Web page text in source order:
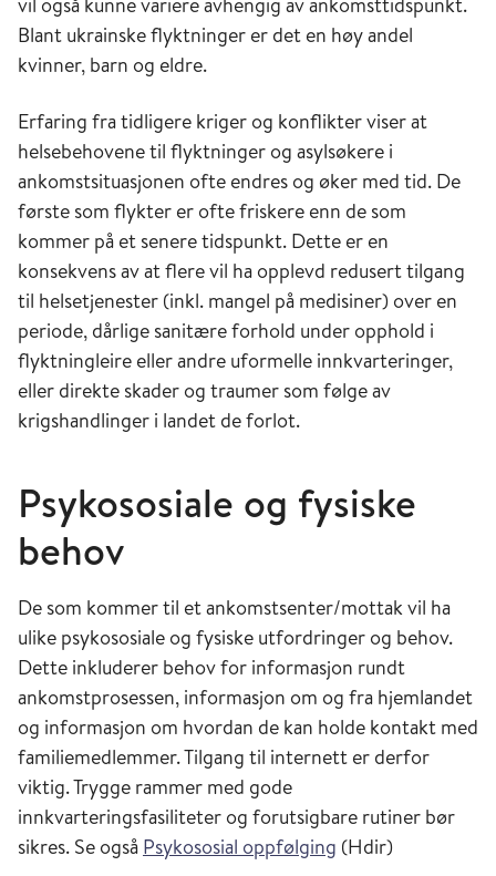
Blant ukrainske flyktninger er det en høy andel
kvinner, barn og eldre.
Erfaring fra tidligere kriger og konflikter viser at
helsebehovene til flyktninger og asylsøkere i
ankomstsituasjonen ofte endres og øker med tid. De
første som flykter er ofte friskere enn de som
kommer på et senere tidspunkt. Dette er en
konsekvens av at flere vil ha opplevd redusert tilgang
til helsetjenester (inkl. mangel på medisiner) over en
periode, dårlige sanitære forhold under opphold i
flyktningleire eller andre uformelle innkvarteringer,
eller direkte skader og traumer som følge av
krigshandlinger i landet de forlot.
Psykososiale og fysiske
behov
De som kommer til et ankomstsenter/mottak vil ha
ulike psykososiale og fysiske utfordringer og behov.
Dette inkluderer behov for informasjon rundt
ankomstprosessen, informasjon om og fra hjemlandet
og informasjon om hvordan de kan holde kontakt med
familiemedlemmer. Tilgang til internett er derfor
viktig. Trygge rammer med gode
innkvarteringsfasiliteter og forutsigbare rutiner bør
sikres. Se også Psykososial oppfølging (Hdir)